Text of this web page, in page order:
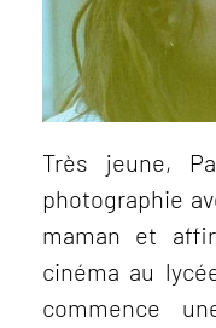
Très jeune,
photographie
maman et
cinéma au
commence